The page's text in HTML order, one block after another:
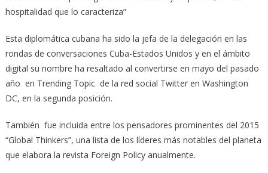
hospitalidad que lo caracteriza”
Esta diplomática cubana ha sido la jefa de la delegación en las
rondas de conversaciones Cuba-Estados Unidos y en el ámbito
digital su nombre ha resaltado al convertirse en mayo del pasado
año en Trending Topic de la red social Twitter en Washington
DC, en la segunda posición.
También fue incluida entre los pensadores prominentes del 2015
“Global Thinkers”, una lista de los líderes más notables del planeta
que elabora la revista Foreign Policy anualmente.